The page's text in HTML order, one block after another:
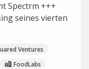
Spectrm +++
seines vierten
Ventures
FoodLabs